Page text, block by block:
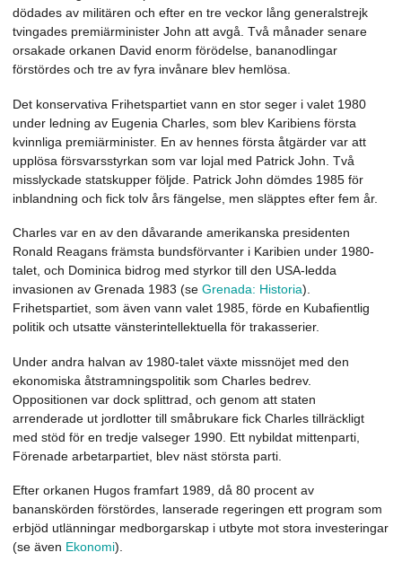
dödades av militären och efter en tre veckor lång generalstrejk
tvingades premiärminister John att avgå. Två månader senare
orsakade orkanen David enorm förödelse, bananodlingar
förstördes och tre av fyra invånare blev hemlösa.
Det konservativa Frihetspartiet vann en stor seger i valet 1980
under ledning av Eugenia Charles, som blev Karibiens första
kvinnliga premiärminister. En av hennes första åtgärder var att
upplösa försvarsstyrkan som var lojal med Patrick John. Två
misslyckade statskupper följde. Patrick John dömdes 1985 för
inblandning och fick tolv års fängelse, men släpptes efter fem år.
Charles var en av den dåvarande amerikanska presidenten
Ronald Reagans främsta bundsförvanter i Karibien under 1980-
talet, och Dominica bidrog med styrkor till den USA-ledda
invasionen av Grenada 1983 (se Grenada: Historia).
Frihetspartiet, som även vann valet 1985, förde en Kubafientlig
politik och utsatte vänsterintellektuella för trakasserier.
Under andra halvan av 1980-talet växte missnöjet med den
ekonomiska åtstramningspolitik som Charles bedrev.
Oppositionen var dock splittrad, och genom att staten
arrenderade ut jordlotter till småbrukare fick Charles tillräckligt
med stöd för en tredje valseger 1990. Ett nybildat mittenparti,
Förenade arbetarpartiet, blev näst största parti.
Efter orkanen Hugos framfart 1989, då 80 procent av
bananskörden förstördes, lanserade regeringen ett program som
erbjöd utlänningar medborgarskap i utbyte mot stora investeringar
(se även Ekonomi).